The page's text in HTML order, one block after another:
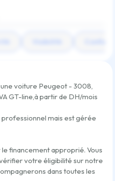
voiture Peugeot - 3008,
GT-line,à partir de DH/mois
mais est gérée
financement approprié. Vous
votre éligibilité sur notre
dans toutes les